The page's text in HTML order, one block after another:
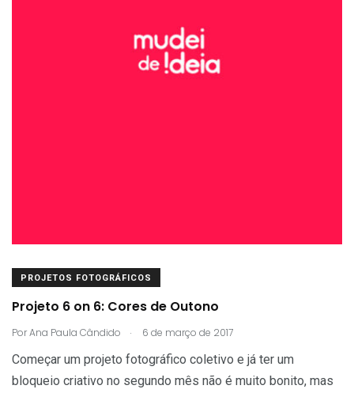
PROJETOS FOTOGRÁFICOS
Projeto 6 on 6: Cores de Outono
PorAna Paula Cândido . 6 de março de 2017
Começar um projeto fotográfico coletivo e já ter um
bloqueio criativo no segundo mês não é muito bonito, mas